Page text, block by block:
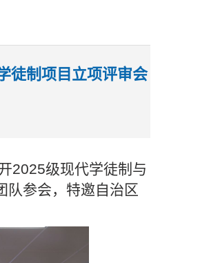
徒制项目立项评审会
2025级现代学徒制与
队参会，特邀自治区